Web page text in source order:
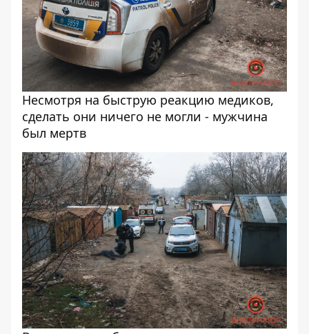
Несмотря на быструю реакцию медиков,
сделать они ничего не могли - мужчина
был мертв